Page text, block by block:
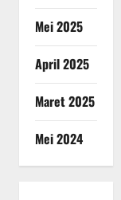
Mei 2025
April 2025
Maret 2025
Mei 2024